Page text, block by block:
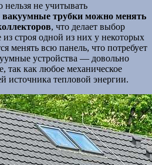
не учитывать
вакуумные трубки можно менять
, что делает выбор
строя одной из них у некоторых
менять всю панель, что потребует
устройства — довольно
так как любое механическое
источника тепловой энергии.